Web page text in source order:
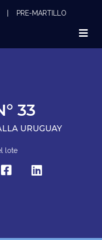
PRE-MARTILLO
33
URUGUAY
lote